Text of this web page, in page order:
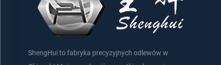
ShengHui to fabryka precyzyjnych odlewów w